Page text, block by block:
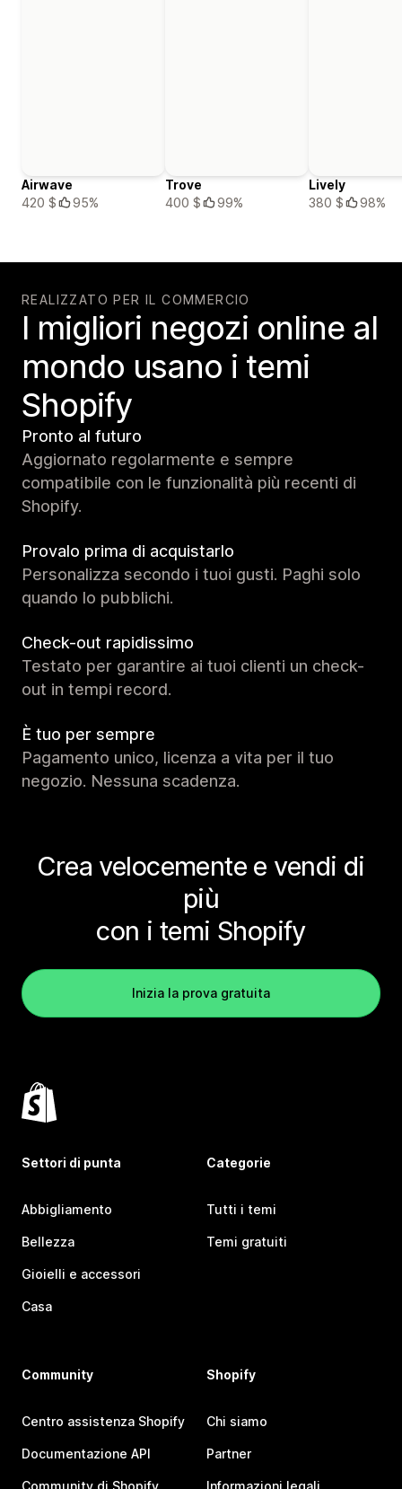
Airwave
420 $
95%
Trove
400 $
99%
Lively
380 $
98%
REALIZZATO PER IL COMMERCIO
I migliori negozi online al
mondo usano i temi
Shopify
Pronto al futuro
Aggiornato regolarmente e sempre
compatibile con le funzionalità più recenti di
Shopify.
Provalo prima di acquistarlo
Personalizza secondo i tuoi gusti. Paghi solo
quando lo pubblichi.
Check-out rapidissimo
Testato per garantire ai tuoi clienti un check-
out in tempi record.
È tuo per sempre
Pagamento unico, licenza a vita per il tuo
negozio. Nessuna scadenza.
Crea velocemente e vendi di
più
con i temi Shopify
Inizia la prova gratuita
Settori di punta
Abbigliamento
Bellezza
Gioielli e accessori
Casa
Categorie
Tutti i temi
Temi gratuiti
Community
Centro assistenza Shopify
Documentazione API
Shopify
Chi siamo
Partner